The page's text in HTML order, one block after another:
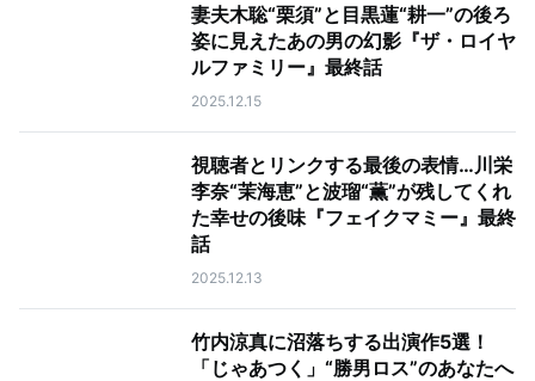
妻夫木聡“栗須”と目黒蓮“耕一”の後ろ
姿に見えたあの男の幻影『ザ・ロイヤ
ルファミリー』最終話
2025.12.15
視聴者とリンクする最後の表情…川栄
李奈“茉海恵”と波瑠“薫”が残してくれ
た幸せの後味『フェイクマミー』最終
話
2025.12.13
竹内涼真に沼落ちする出演作5選！
「じゃあつく」“勝男ロス”のあなたへ